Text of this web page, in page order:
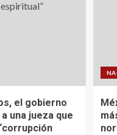
el gobierno
una jueza que